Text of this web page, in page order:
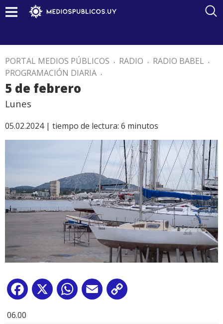
PORTAL MEDIOS PÚBLICOS . RADIO . RADIO BABEL .
PROGRAMACIÓN DIARIA .
5 de febrero
Lunes
05.02.2024 | tiempo de lectura: 6 minutos
Facebook
X WhatsApp
Email
06.00